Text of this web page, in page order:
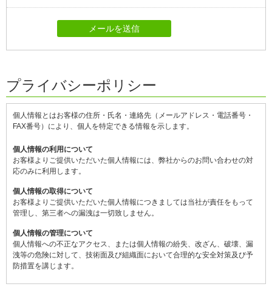
プライバシーポリシー
個人情報とはお客様の住所・氏名・連絡先（メールアドレス・電話番号・
FAX番号）により、個人を特定できる情報を示します。
個人情報の利用について
お客様よりご提供いただいた個人情報には、弊社からのお問い合わせの対
応のみに利用します。
個人情報の取得について
お客様よりご提供いただいた個人情報につきましては当社が責任をもって
管理し、第三者への漏洩は一切致しません。
個人情報の管理について
個人情報への不正なアクセス、または個人情報の紛失、改ざん、破壊、漏
洩等の危険に対して、技術面及び組織面において合理的な安全対策及び予
防措置を講じます。